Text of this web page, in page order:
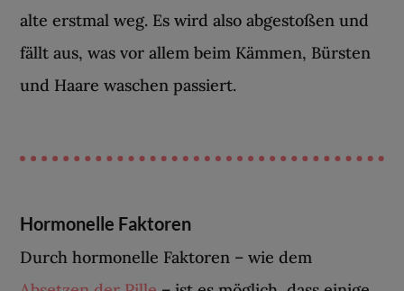
alte erstmal weg. Es wird also abgestoßen und
fällt aus, was vor allem beim Kämmen, Bürsten
und Haare waschen passiert.
Hormonelle Faktoren
Durch hormonelle Faktoren – wie dem